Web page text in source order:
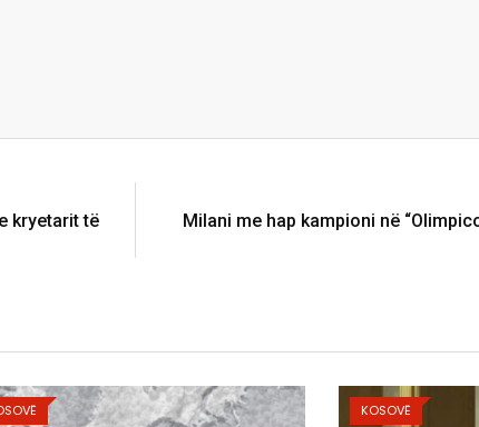
kryetarit të
Milani me hap kampioni në
KOSOVË